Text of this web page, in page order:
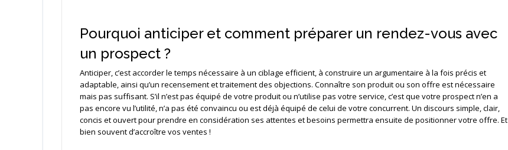
Pourquoi anticiper et comment préparer un rendez-vous avec
un prospect ?
Anticiper, c’est accorder le temps nécessaire à un ciblage efficient, à construire un argumentaire à la fois précis et
adaptable, ainsi qu’un recensement et traitement des objections. Connaître son produit ou son offre est nécessaire
mais pas suffisant. S’il n’est pas équipé de votre produit ou n’utilise pas votre service, c’est que votre prospect n’en a
pas encore vu l’utilité, n’a pas été convaincu ou est déjà équipé de celui de votre concurrent. Un discours simple, clair,
concis et ouvert pour prendre en considération ses attentes et besoins permettra ensuite de positionner votre offre. Et
bien souvent d’accroître vos ventes !